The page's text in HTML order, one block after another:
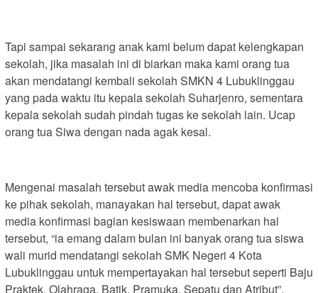
Tapi sampai sekarang anak kami belum dapat kelengkapan
sekolah, jika masalah ini di biarkan maka kami orang tua
akan mendatangi kembali sekolah SMKN 4 Lubuklinggau
yang pada waktu itu kepala sekolah Suharjenro, sementara
kepala sekolah sudah pindah tugas ke sekolah lain. Ucap
orang tua Siwa dengan nada agak kesal.
Mengenai masalah tersebut awak media mencoba konfirmasi
ke pihak sekolah, manayakan hal tersebut, dapat awak
media konfirmasi bagian kesiswaan membenarkan hal
tersebut, “ia emang dalam bulan ini banyak orang tua siswa
wali murid mendatangi sekolah SMK Negeri 4 Kota
Lubuklinggau untuk mempertayakan hal tersebut seperti Baju
Praktek, Olahraga, Batik, Pramuka, Sepatu dan Atribut”.